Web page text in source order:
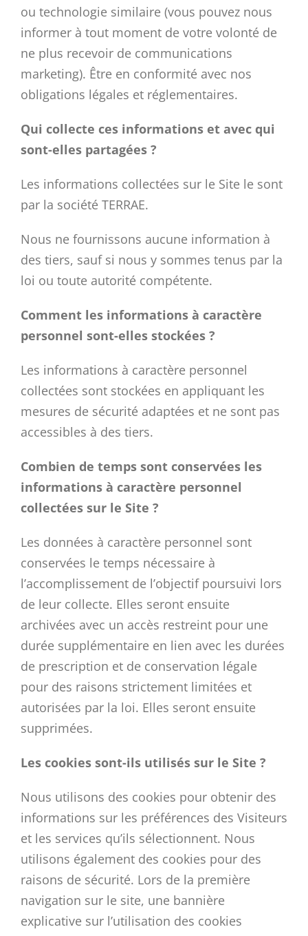
ou technologie similaire (vous pouvez nous
informer à tout moment de votre volonté de
ne plus recevoir de communications
marketing). Être en conformité avec nos
obligations légales et réglementaires.
Qui collecte ces informations et avec qui
sont-elles partagées ?
Les informations collectées sur le Site le sont
par la société TERRAE.
Nous ne fournissons aucune information à
des tiers, sauf si nous y sommes tenus par la
loi ou toute autorité compétente.
Comment les informations à caractère
personnel sont-elles stockées ?
Les informations à caractère personnel
collectées sont stockées en appliquant les
mesures de sécurité adaptées et ne sont pas
accessibles à des tiers.
Combien de temps sont conservées les
informations à caractère personnel
collectées sur le Site ?
Les données à caractère personnel sont
conservées le temps nécessaire à
l’accomplissement de l’objectif poursuivi lors
de leur collecte. Elles seront ensuite
archivées avec un accès restreint pour une
durée supplémentaire en lien avec les durées
de prescription et de conservation légale
pour des raisons strictement limitées et
autorisées par la loi. Elles seront ensuite
supprimées.
Les cookies sont-ils utilisés sur le Site ?
Nous utilisons des cookies pour obtenir des
informations sur les préférences des Visiteurs
et les services qu’ils sélectionnent. Nous
utilisons également des cookies pour des
raisons de sécurité. Lors de la première
navigation sur le site, une bannière
explicative sur l’utilisation des cookies